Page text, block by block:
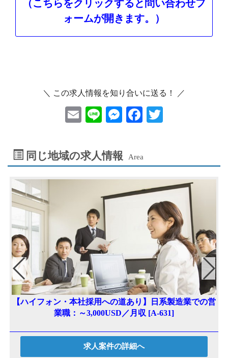
（こちらをクリックすると問い合わせフ
ォームが開きます。）
＼ この求人情報を知り合いに送る！ ／
E
ai
l
Li M
n
ge
r
F
oo
k
er
同じ地域の求人情報 Area
【ハイフォン・本社採用への道あり】日系製造業での営
業職：～3,000USD／月収 [A-631]
求人案件の詳細へ